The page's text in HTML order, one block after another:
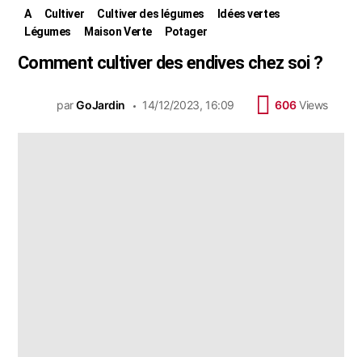
A Cultiver Cultiver des légumes
Idées vertes
Légumes
Maison Verte Potager
Comment cultiver des endives chez soi ?
par GoJardin 14/12/2023, 16:09 606 Views